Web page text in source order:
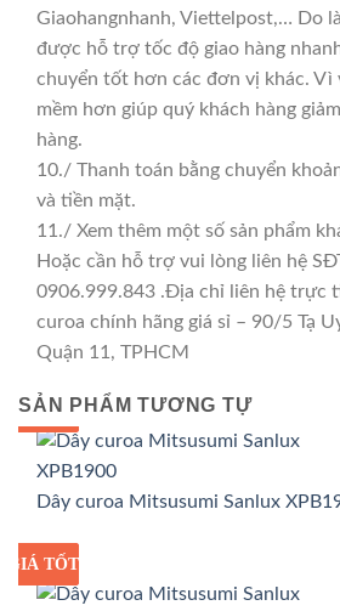
Giaohangnhanh, Viettelpost,… Do
được hỗ trợ tốc độ giao hàng
chuyển tốt hơn các đơn vị khác. Vì
mềm hơn giúp quý khách hàng
hàng.
10./ Thanh toán bằng chuyển
và tiền mặt.
11./ Xem thêm một số sản phẩm
Hoặc cần hỗ trợ vui lòng liên hệ
0906.999.843 .Địa chỉ liên hệ trực
curoa chính hãng giá sỉ – 90/5 Tạ
Quận 11, TPHCM
SẢN PHẨM TƯƠNG TỰ
GIÁ SỈ
GIÁ TỐT
Dây curoa Mitsusumi Sanlux
GIÁ SỈ
GIÁ TỐT